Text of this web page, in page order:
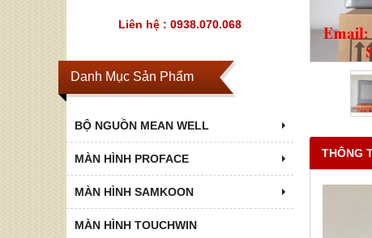
Liên hệ : 0938.070.068
Danh Mục Sản Phẩm
BỘ NGUỒN MEAN WELL
MÀN HÌNH PROFACE
MÀN HÌNH SAMKOON
MÀN HÌNH TOUCHWIN
THÔNG